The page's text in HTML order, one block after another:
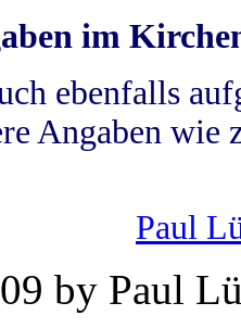
im
ebenfalls
Angaben wie
Paul
by Paul